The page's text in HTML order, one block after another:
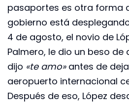
pasaportes es otra forma
gobierno está
4 de agosto, el novio de
Palmero, le dio un beso de
dijo «te amo»antes de
aeropuerto internacional
Después de eso, López